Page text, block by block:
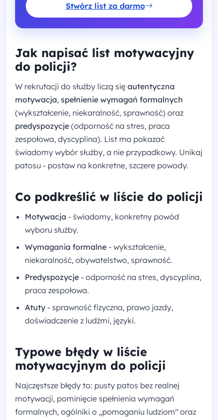
Stwórz list za darmo
Jak napisać list motywacyjny
do policji?
W rekrutacji do służby liczą się autentyczna
motywacja, spełnienie wymagań formalnych
(wykształcenie, niekaralność, sprawność) oraz
predyspozycje (odporność na stres, praca
zespołowa, dyscyplina). List ma pokazać
świadomy wybór służby, a nie przypadkowy. Unikaj
patosu - postaw na konkretne, szczere powody.
Co podkreślić w liście do policji
Motywacja - świadomy, konkretny powód
wyboru służby.
Wymagania formalne - wykształcenie,
niekaralność, obywatelstwo, sprawność.
Predyspozycje - odporność na stres, dyscyplina,
praca zespołowa.
Atuty - sprawność fizyczna, prawo jazdy,
doświadczenie z ludźmi, języki.
Typowe błędy w liście
motywacyjnym do policji
Najczęstsze błędy to: pusty patos bez realnej
motywacji, pominięcie spełnienia wymagań
formalnych, ogólniki o „pomaganiu ludziom" oraz